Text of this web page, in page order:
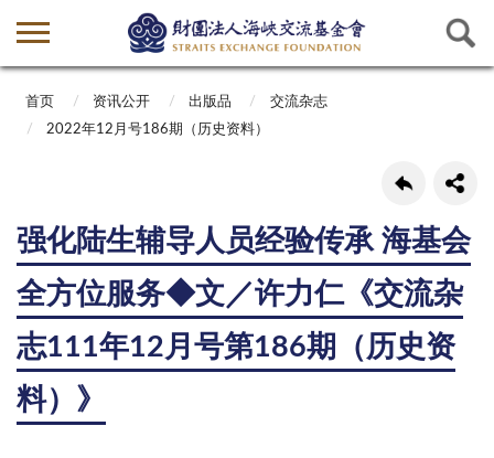
首页 资讯公开 出版品
交流杂志
2022年12月号186期（历史资料）
强化陆生辅导人员经验传承 海基会
全方位服务◆文／许力仁《交流杂
志111年12月号第186期（历史资
料）》